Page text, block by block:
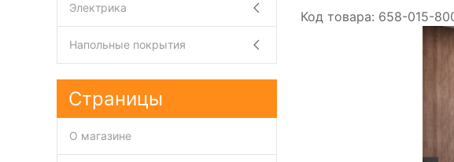
Код товара: 658-015-
Электрика
Напольные покрытия
Страницы
О магазине